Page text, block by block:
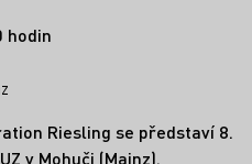
hodin
Riesling se představí 8.
v Mohuči (Mainz).